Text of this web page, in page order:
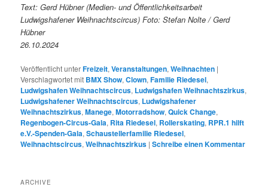
Text: Gerd Hübner (Medien- und Öffentlichkeitsarbeit
Ludwigshafener Weihnachtscircus) Foto: Stefan Nolte / Gerd
Hübner
26.10.2024
Veröffentlicht unterFreizeit,Veranstaltungen,Weihnachten |
Verschlagwortet mit BMX Show,Clown,Familie Riedesel,
Ludwigshafen Weihnachtscircus, Ludwigshafen Weihnachtszirkus,
Ludwigshafener Weihnachtscircus, Ludwigshafener
Weihnachtszirkus,Manege,Motorradshow,Quick Change,
Regenbogen-Circus-Gala, Rita Riedesel, Rollerskating, RPR.1 hilft
e.V.-Spenden-Gala,Schaustellerfamilie Riedesel,
Weihnachtscircus,Weihnachtszirkus |Schreibe einen Kommentar
ARCHIVE